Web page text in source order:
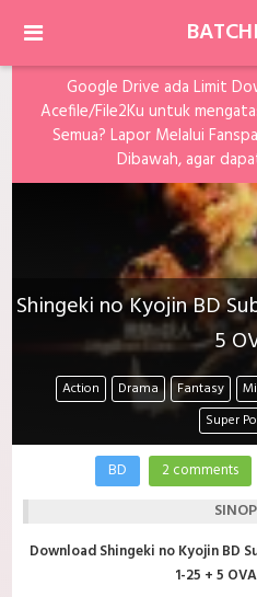
Google Drive ada Limit
Acefile/File2Ku untuk
Semua? Lapor Melalui
Dibawah, agar
Shingeki no Kyojin BD
5
Action Drama Fantasy
Super
BD 2 comments
Download Shingeki no Kyojin BD
1-25 + 5